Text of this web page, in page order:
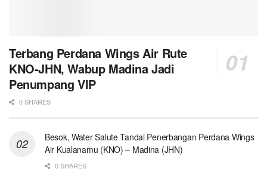
Terbang Perdana Wings Air Rute
KNO-JHN, Wabup Madina Jadi
Penumpang VIP
0 SHARES
Besok, Water Salute Tandai Penerbangan Perdana Wings
Air Kualanamu (KNO) – Madina (JHN)
0 SHARES